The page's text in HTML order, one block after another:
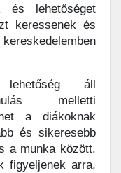
és lehetőséget
keressenek és
lehetőség áll
melletti
a diákoknak
és sikeresebb
a munka között.
figyeljenek arra,